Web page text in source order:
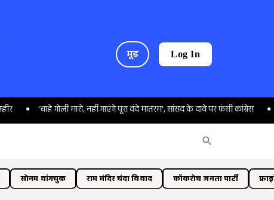
मूड Log In
'चाहे गोली मारो, नहीं गाएंगे पूरा वंदे मातरम', सांसद के दावे पर फंसी कांग्रेस
सोनम वांगचुक राम मंदिर चंदा विवाद कॉकरोच जनता पार्टी